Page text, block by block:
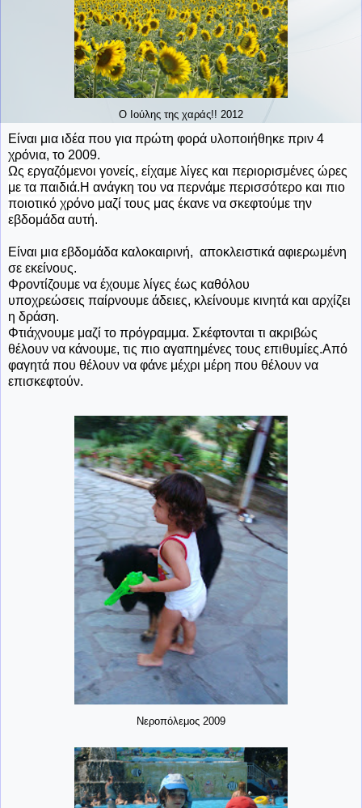
Ο Ιούλης της χαράς!! 2012
Είναι μια ιδέα που για πρώτη φορά υλοποιήθηκε πριν 4
χρόνια, το 2009.
Ως εργαζόμενοι γονείς, είχαμε λίγες και περιορισμένες ώρες
με τα παιδιά.Η ανάγκη του να περνάμε περισσότερο και πιο
ποιοτικό χρόνο μαζί τους μας έκανε να σκεφτούμε την
εβδομάδα αυτή.
Είναι μια εβδομάδα καλοκαιρινή, αποκλειστικά αφιερωμένη
σε εκείνους.
Φροντίζουμε να έχουμε λίγες έως καθόλου
υποχρεώσεις παίρνουμε άδειες, κλείνουμε κινητά και αρχίζει
η δράση.
Φτιάχνουμε μαζί το πρόγραμμα. Σκέφτονται τι ακριβώς
θέλουν να κάνουμε, τις πιο αγαπημένες τους επιθυμίες.Από
φαγητά που θέλουν να φάνε μέχρι μέρη που θέλουν να
επισκεφτούν.
Νεροπόλεμος 2009